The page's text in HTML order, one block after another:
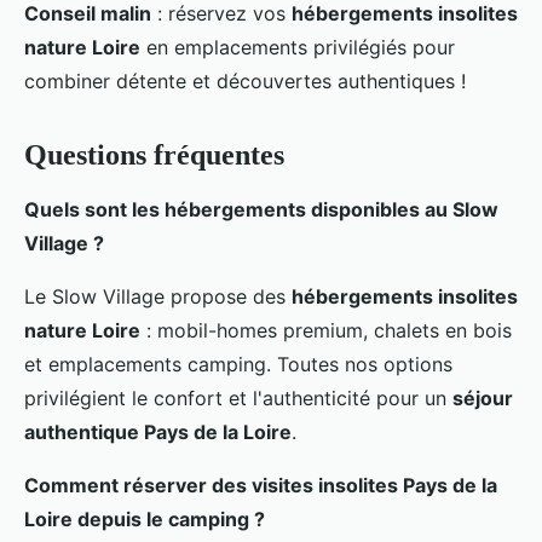
Conseil malin : réservez vos hébergements insolites
nature Loire en emplacements privilégiés pour
combiner détente et découvertes authentiques !
Questions fréquentes
Quels sont les hébergements disponibles au Slow
Village ?
Le Slow Village propose des hébergements insolites
nature Loire : mobil-homes premium, chalets en bois
et emplacements camping. Toutes nos options
privilégient le confort et l'authenticité pour un séjour
authentique Pays de la Loire.
Comment réserver des visites insolites Pays de la
Loire depuis le camping ?